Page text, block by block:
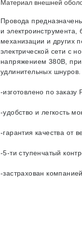
Материал внешней
Провода
и электроинструмента,
механизации и других
электрической сети с
напряжением 380В,
удлинительных шнуров.
-изготовлено по
-удобство и легкость
-гарантия качества от
-5-ти ступенчатый
-застрахован